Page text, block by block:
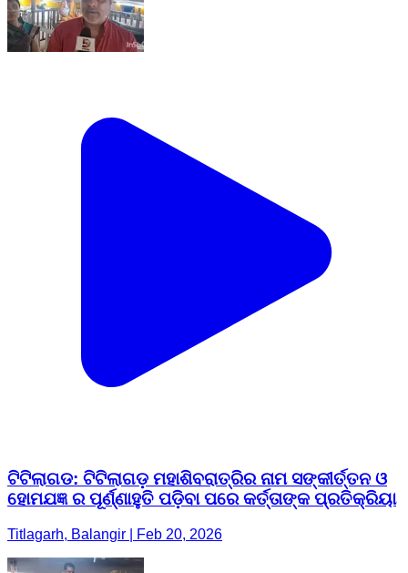
ଟିଟିଲାଗଡ: ଟିଟିଲାଗଡ଼ ମହାଶିବରାତ୍ରିର ନାମ ସଙ୍କୀର୍ତ୍ତନ ଓ
ହୋମଯଜ୍ଞ ର ପୂର୍ଣ୍ଣାହୁତି ପଡ଼ିବା ପରେ କର୍ତ୍ତାଙ୍କ ପ୍ରତିକ୍ରିୟା
Titlagarh, Balangir | Feb 20, 2026